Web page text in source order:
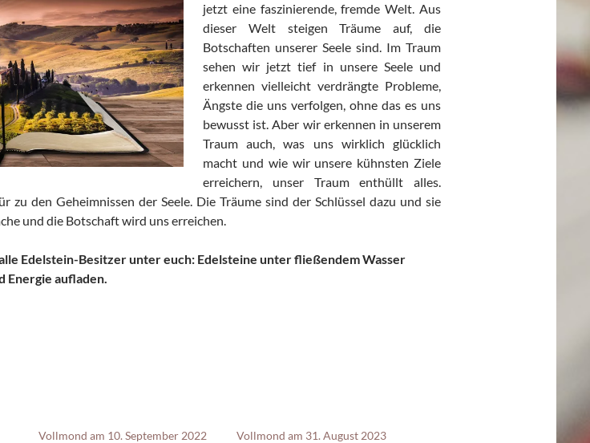
jetzt eine faszinierende, fremde Welt. Aus
dieser Welt steigen Träume auf, die
Botschaften unserer Seele sind. Im Traum
sehen wir jetzt tief in unsere Seele und
erkennen vielleicht verdrängte Probleme,
Ängste die uns verfolgen, ohne das es uns
bewusst ist. Aber wir erkennen in unserem
Traum auch, was uns wirklich glücklich
macht und wie wir unsere kühnsten Ziele
erreichern, unser Traum enthüllt alles.
zu den Geheimnissen der Seele. Die Träume sind der Schlüssel dazu und sie
und die Botschaft wird uns erreichen.
Edelstein-Besitzer unter euch: Edelsteine unter fließendem Wasser
Energie aufladen.
Vollmond am 10. September 2022
Vollmond am 31. August 2023